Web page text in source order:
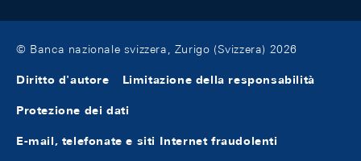
© Banca nazionale svizzera, Zurigo (Svizzera) 2026
Diritto d'autore Limitazione della responsabilità
Protezione dei dati
E-mail, telefonate e siti Internet fraudolenti